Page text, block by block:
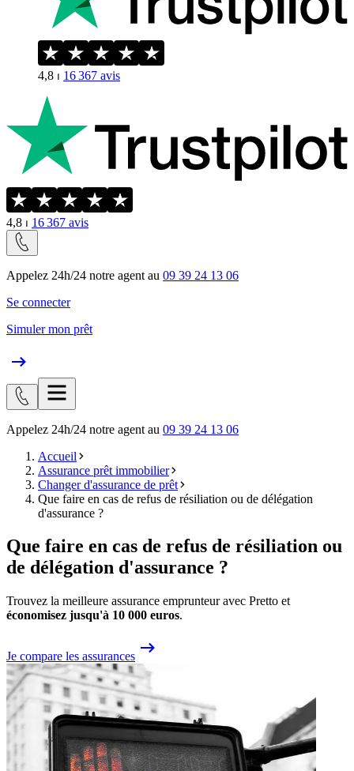
4,8 ⏐ 16 367 avis
4,8 ⏐ 16 367 avis
Appelez 24h/24 notre agent au 09 39 24 13 06
Se connecter
Simuler mon prêt
Appelez 24h/24 notre agent au 09 39 24 13 06
Accueil
Assurance prêt immobilier
Changer d'assurance de prêt
Que faire en cas de refus de résiliation ou de délégation
d'assurance ?
Que faire en cas de refus de résiliation ou
de délégation d'assurance ?
Trouvez la meilleure assurance emprunteur avec Pretto et
économisez jusqu'à 10 000 euros.
Je compare les assurances